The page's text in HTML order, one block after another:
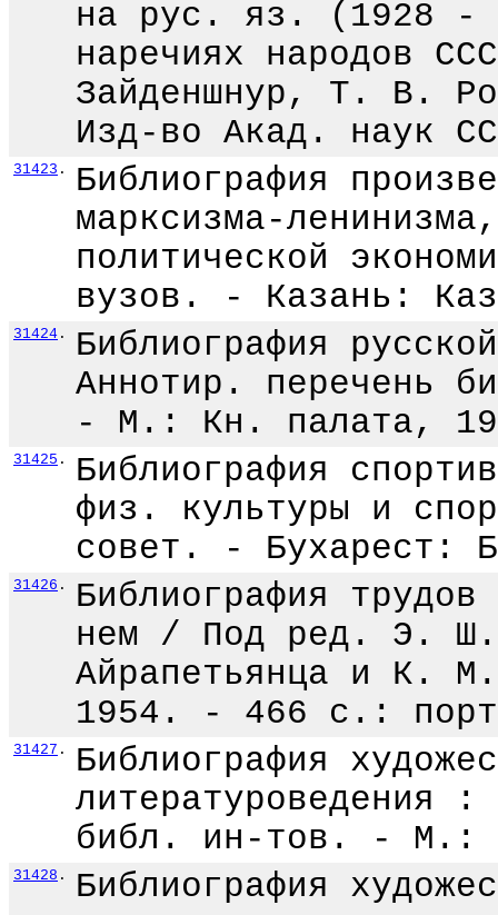
на рус. яз. (1928
наречиях народов
Зайденшнур, Т. В.
Изд-во Акад. наук
31423 .
Библиография
марксизма-
политической
вузов. - Казань:
31424 .
Библиография
Аннотир. перечень
- М.: Кн. палата,
31425 .
Библиография
физ. культуры и
совет. -
31426 .
Библиография
нем / Под ред. Э. Ш.
Айрапетьянца и
1954. - 466 с.:
31427 .
Библиография
литературоведения
библ. ин-тов. - М.:
31428 .
Библиография